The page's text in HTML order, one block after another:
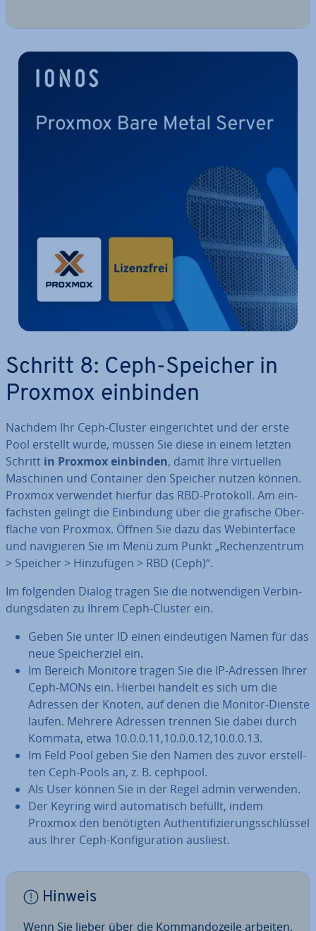
Schritt 8: Ceph-Speicher in
Proxmox einbinden
Nachdem Ihr Ceph-Cluster ein­ge­rich­tet und der erste
Pool erstellt wurde, müssen Sie diese in einem letzten
Schritt in Proxmox einbinden, damit Ihre vir­tu­el­len
Maschinen und Container den Speicher nutzen können.
Proxmox verwendet hierfür das RBD-Protokoll. Am ein­
fachs­ten gelingt die Ein­bin­dung über die grafische Ober­
flä­che von Proxmox. Öffnen Sie dazu das Web­in­ter­face
und na­vi­gie­ren Sie im Menü zum Punkt „Re­chen­zen­trum
> Speicher > Hin­zu­fü­gen > RBD (Ceph)“.
Im folgenden Dialog tragen Sie die not­wen­di­gen Ver­bin­
dungs­da­ten zu Ihrem Ceph-Cluster ein.
Geben Sie unter ID einen ein­deu­ti­gen Namen für das
neue Spei­cher­ziel ein.
Im Bereich Monitore tragen Sie die IP-Adressen Ihrer
Ceph-MONs ein. Hierbei handelt es sich um die
Adressen der Knoten, auf denen die Monitor-Dienste
laufen. Mehrere Adressen trennen Sie dabei durch
Kommata, etwa 10.0.0.11,10.0.0.12,10.0.0.13.
Im Feld Pool geben Sie den Namen des zuvor er­stell­
ten Ceph-Pools an, z. B. cephpool.
Als User können Sie in der Regel admin verwenden.
Der Keyring wird au­to­ma­tisch befüllt, indem
Proxmox den be­nö­tig­ten Au­then­ti­fi­zie­rungs­schlüs­sel
aus Ihrer Ceph-Kon­fi­gu­ra­ti­on ausliest.
Hinweis
Wenn Sie lieber über die Kom­man­do­zei­le arbeiten,